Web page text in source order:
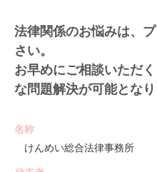
法律関係のお悩みは、
さい。
お早めにご相談いただ
な問題解決が可能となり
名称
けんめい総合法律事務所